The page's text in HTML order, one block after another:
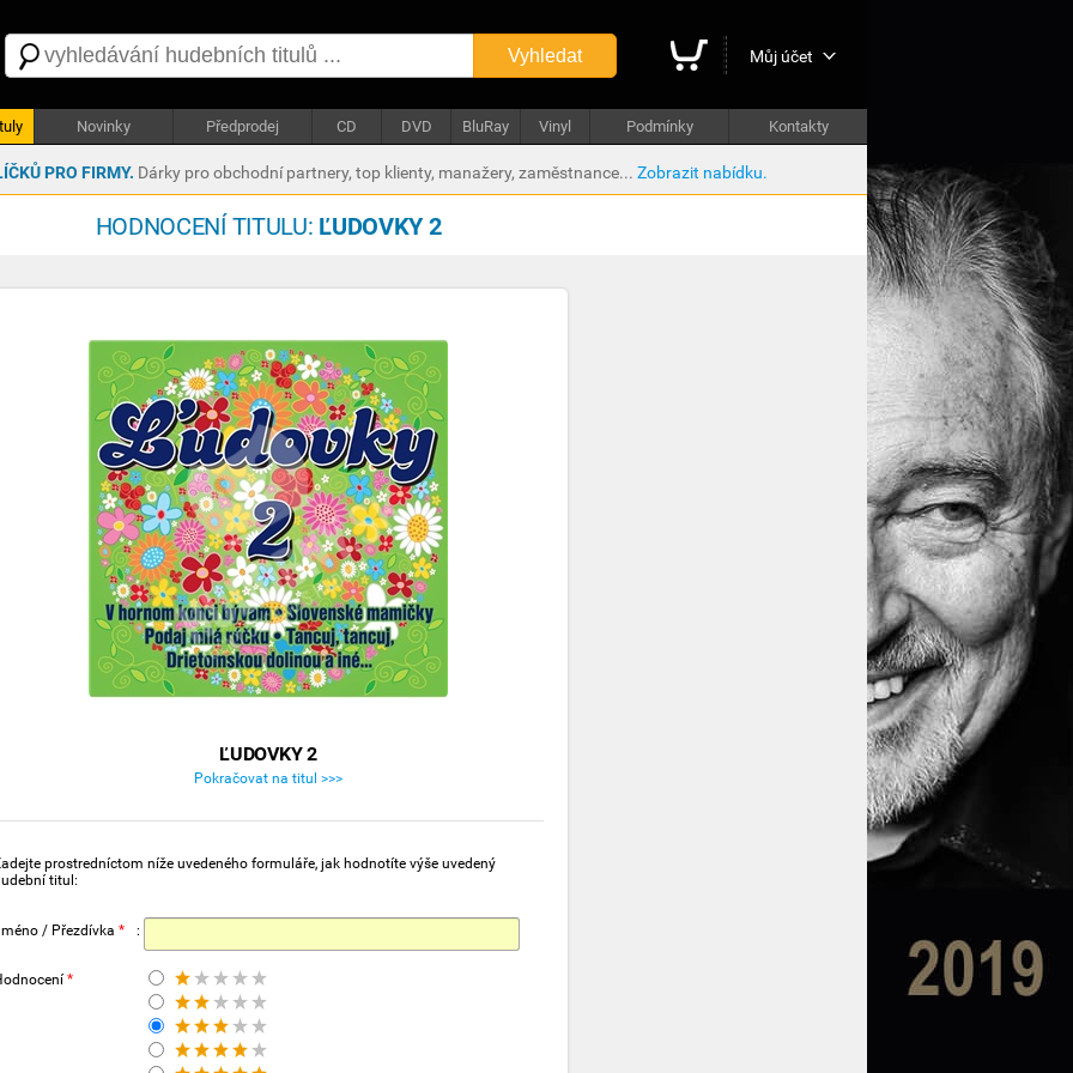
Vyhledat Můj účet
Novinky Předprodej CD DVD BluRay Vinyl Podmínky Kontakty
PRO FIRMY. Dárky pro obchodní partnery, top klienty, manažery, zaměstnance... Zobrazit nabídku.
HODNOCENÍ TITULU: ĽUDOVKY 2
ĽUDOVKY 2
Pokračovat na titul >>>
prostredníctom níže uvedeného formuláře, jak hodnotíte výše uvedený
titul:
/ Přezdívka * :
*